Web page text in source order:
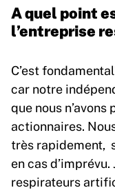
A quel point
l’entreprise
C’est
car notre
que nous
actionnaires.
très rapidement,
en cas
respirateurs